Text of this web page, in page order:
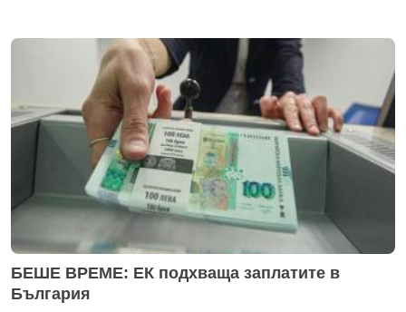
БЕШЕ ВРЕМЕ: ЕК подхваща заплатите в
България